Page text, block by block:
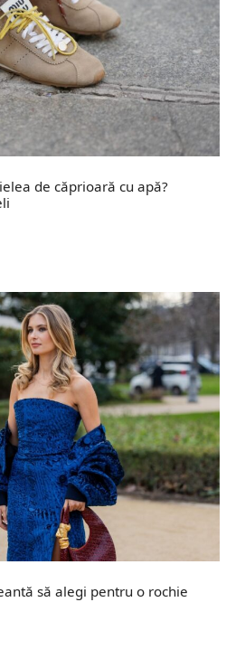
de căprioară cu apă?
să alegi pentru o rochie